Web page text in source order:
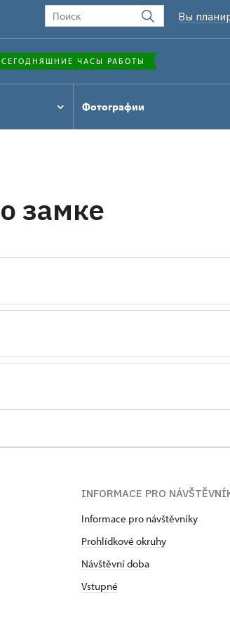
Вы
СЕГОДНЯШНИЕ ЧАСЫ РАБОТЫ
Фотографии
замке
INFORMACE PRO
Informace pro návštěvníky
Prohlídkové okruhy
Návštěvní doba
Vstupné